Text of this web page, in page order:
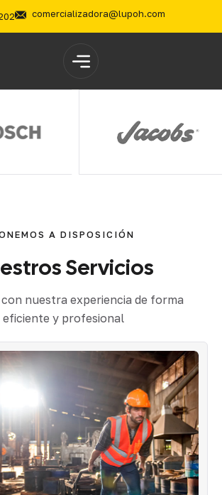
comercializadora@lupoh.com
A DISPOSICIÓN
Servicios
nuestra experiencia de forma
eficiente y profesional